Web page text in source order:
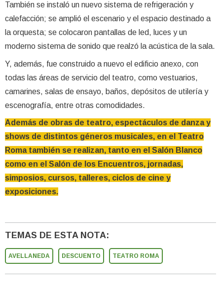
También se instaló un nuevo sistema de refrigeración y
calefacción; se amplió el escenario y el espacio destinado a
la orquesta; se colocaron pantallas de led, luces y un
moderno sistema de sonido que realzó la acústica de la sala.
Y, además, fue construido a nuevo el edificio anexo, con
todas las áreas de servicio del teatro, como vestuarios,
camarines, salas de ensayo, baños, depósitos de utilería y
escenografía, entre otras comodidades.
Además de obras de teatro, espectáculos de danza y
shows de distintos géneros musicales, en el Teatro
Roma también se realizan, tanto en el Salón Blanco
como en el Salón de los Encuentros, jornadas,
simposios, cursos, talleres, ciclos de cine y
exposiciones.
TEMAS DE ESTA NOTA:
AVELLANEDA DESCUENTO TEATRO ROMA